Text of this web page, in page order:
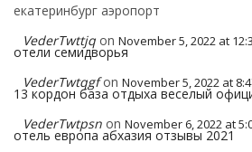
екатеринбург аэропорт
VederTwttjq on November 5, 2022 at
отели семидворья
VederTwtqgf on November 5, 2022 at
13 кордон база отдыха веселый
VederTwtpsn on November 6, 2022 at
отель европа абхазия отзывы 2021